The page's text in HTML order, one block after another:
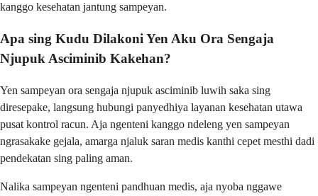
kanggo kesehatan jantung sampeyan.
Apa sing Kudu Dilakoni Yen Aku Ora Sengaja
Njupuk Asciminib Kakehan?
Yen sampeyan ora sengaja njupuk asciminib luwih saka sing
diresepake, langsung hubungi panyedhiya layanan kesehatan utawa
pusat kontrol racun. Aja ngenteni kanggo ndeleng yen sampeyan
ngrasakake gejala, amarga njaluk saran medis kanthi cepet mesthi dadi
pendekatan sing paling aman.
Nalika sampeyan ngenteni pandhuan medis, aja nyoba nggawe